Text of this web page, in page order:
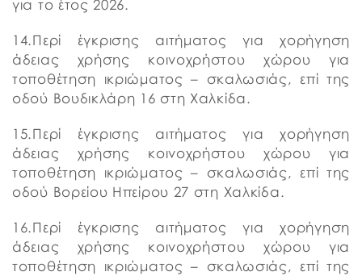
για το έτος 2026.
14.Περί έγκρισης αιτήματος για χορήγηση
άδειας χρήσης κοινοχρήστου χώρου για
τοποθέτηση ικριώματος – σκαλωσιάς, επί της
οδού Βουδικλάρη 16 στη Χαλκίδα.
15.Περί έγκρισης αιτήματος για χορήγηση
άδειας χρήσης κοινοχρήστου χώρου για
τοποθέτηση ικριώματος – σκαλωσιάς, επί της
οδού Βορείου Ηπείρου 27 στη Χαλκίδα.
16.Περί έγκρισης αιτήματος για χορήγηση
άδειας χρήσης κοινοχρήστου χώρου για
τοποθέτηση ικριώματος – σκαλωσιάς, επί της